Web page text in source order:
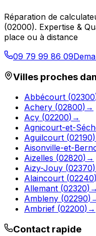
Réparation de
(02000). Expertise &
place ou à distance
09 79 99 86 09
Villes proches
Abbécourt (02300
Achery (02800) →
Acy (02200) →
Agnicourt-et-
Aguilcourt (02190)
Aisonville-et-
Aizelles (02820) →
Aizy-Jouy (02370)
Alaincourt (02240)
Allemant (02320) →
Ambleny (02290)
Ambrief (02200) →
Contact rapide